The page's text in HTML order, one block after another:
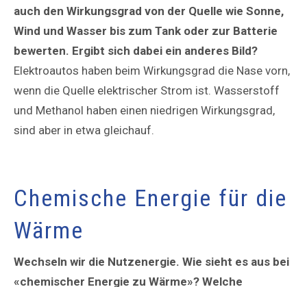
auch den Wirkungsgrad von der Quelle wie Sonne,
Wind und Wasser bis zum Tank oder zur Batterie
bewerten. Ergibt sich dabei ein anderes Bild?
Elektroautos haben beim Wirkungsgrad die Nase vorn,
wenn die Quelle elektrischer Strom ist. Wasserstoff
und Methanol haben einen niedrigen Wirkungsgrad,
sind aber in etwa gleichauf.
Chemische Energie für die
Wärme
Wechseln wir die Nutzenergie. Wie sieht es aus bei
«chemischer Energie zu Wärme»? Welche